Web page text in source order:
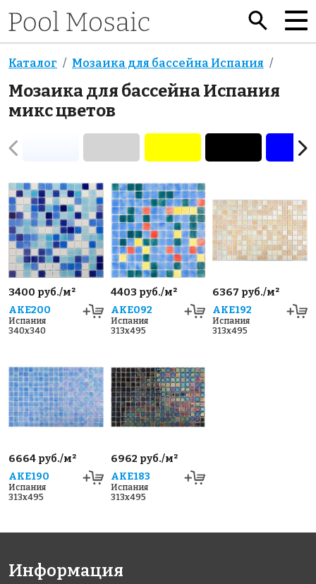
Каталог Мозаика для бассейна Испания
Мозаика для бассейна Испания
микс цветов
3400 руб./м²
AKE200
Испания
340x340
4403 руб./м²
AKE092
Испания
313x495
6367 руб./м²
AKE192
Испания
313x495
6664 руб./м²
AKE190
Испания
313x495
6962 руб./м²
AKE183
Испания
313x495
Информация